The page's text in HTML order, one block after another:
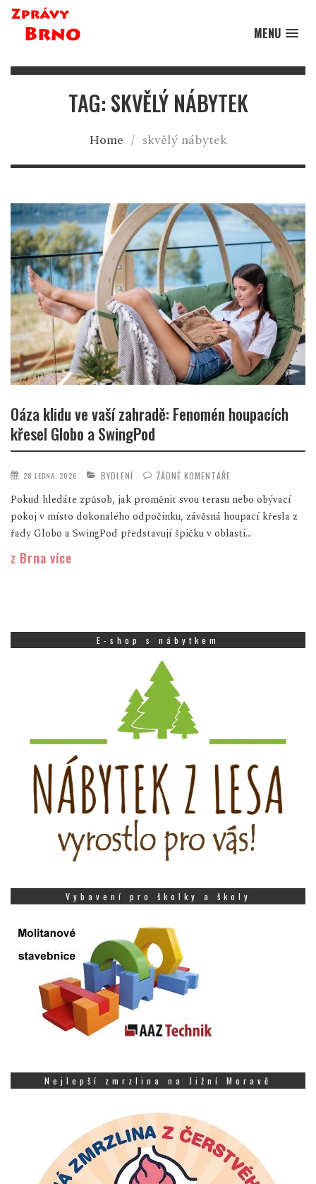
MENU
TAG: SKVĚLÝ NÁBYTEK
Home / skvělý nábytek
Oáza klidu ve vaší zahradě: Fenomén houpacích
křesel Globo a SwingPod
28 LEDNA, 2026 BYDLENÍ ŽÁDNÉ KOMENTÁŘE
Pokud hledáte způsob, jak proměnit svou terasu nebo obývací
pokoj v místo dokonalého odpočinku, závěsná houpací křesla z
řady Globo a SwingPod představují špičku v oblasti...
z Brna více
E-shop s nábytkem
Vybavení pro školky a školy
Nejlepší zmrzlina na Jižní Moravě